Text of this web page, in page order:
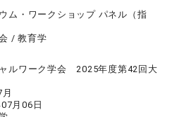
ム・ワークショップ パネル（指
/ 教育学
ルワーク学会 2025年度第42回大
月06日